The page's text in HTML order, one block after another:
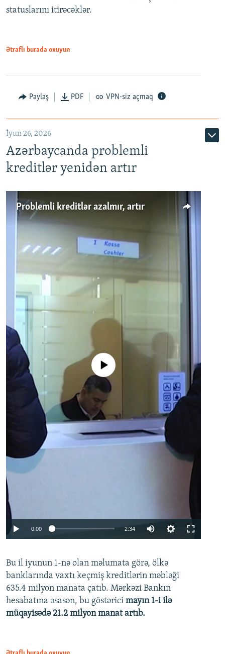
Auto 240p 360p 480p
720p 1080p
statuslarını itirəcəklər.
Ətraflı burada oxuyun
Paylaş PDF VPN-siz açmaq
İyun 26, 2026
Azərbaycanda problemli
kreditlər yenidən artır
Problemli kreditlər azalmır, artır
No media source currently available
0:00 2:34
360p
480p
720p
Bu il iyunun 1-nə olan məlumata görə, ölkə
banklarında vaxtı keçmiş kreditlərin məbləği
635.4 milyon manata çatıb. Mərkəzi Bankın
hesabatına əsasən, bu göstərici mayın 1-i ilə
müqayisədə 21.2 milyon manat artıb.